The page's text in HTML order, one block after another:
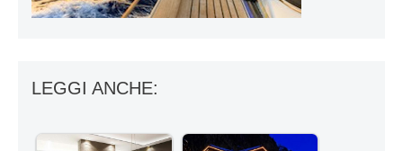
LEGGI ANCHE: